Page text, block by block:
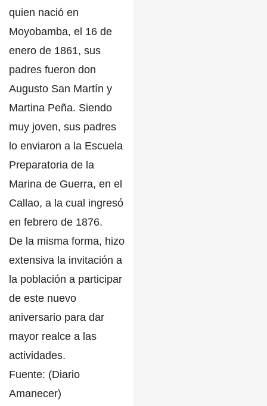
quien nació en
Moyobamba, el 16 de
enero de 1861, sus
padres fueron don
Augusto San Martín y
Martina Peña. Siendo
muy joven, sus padres
lo enviaron a la Escuela
Preparatoria de la
Marina de Guerra, en el
Callao, a la cual ingresó
en febrero de 1876.
De la misma forma, hizo
extensiva la invitación a
la población a participar
de este nuevo
aniversario para dar
mayor realce a las
actividades.
Fuente: (Diario
Amanecer)